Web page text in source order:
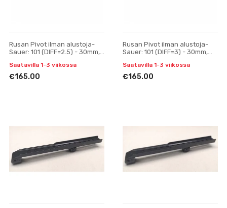
Rusan Pivot ilman alustoja-
Sauer: 101 (DIFF=2.5) - 30mm,
Saatavilla 1-3 viikossa
€165.00
Rusan Pivot ilman alustoja-
Sauer: 101 (DIFF=3) - 30mm,
Saatavilla 1-3 viikossa
€165.00